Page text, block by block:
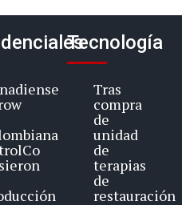
Tecnología
Tras
compra
de
unidad
de
terapias
de
restauración